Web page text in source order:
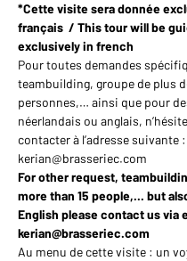
*Cette visite sera donnée
français  / This tour will be
exclusively in french
Pour toutes demandes
teambuilding, groupe de plus
personnes,… ainsi que pour
néerlandais ou anglais,
contacter à l’adresse suivante :
kerian@brasseriec.com
For other request,
more than 15 people,... but
English please contact us via
kerian@brasseriec.com
Au menu de cette visite : un